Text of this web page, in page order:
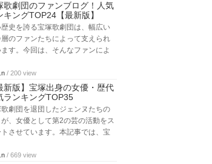
歌劇団のファンブログ！人気
キングTOP24【最新版】
史を誇る宝塚歌劇団は、幅広い
のファンたちによって支えられ
す。今回は、そんなファンによ
/ 200 view
新版】宝塚出身の女優・歴代
ランキングTOP35
劇団を退団したジェンヌたちの
が、女優として第2の芸の活動をス
トさせています。本記事では、宝
/ 669 view